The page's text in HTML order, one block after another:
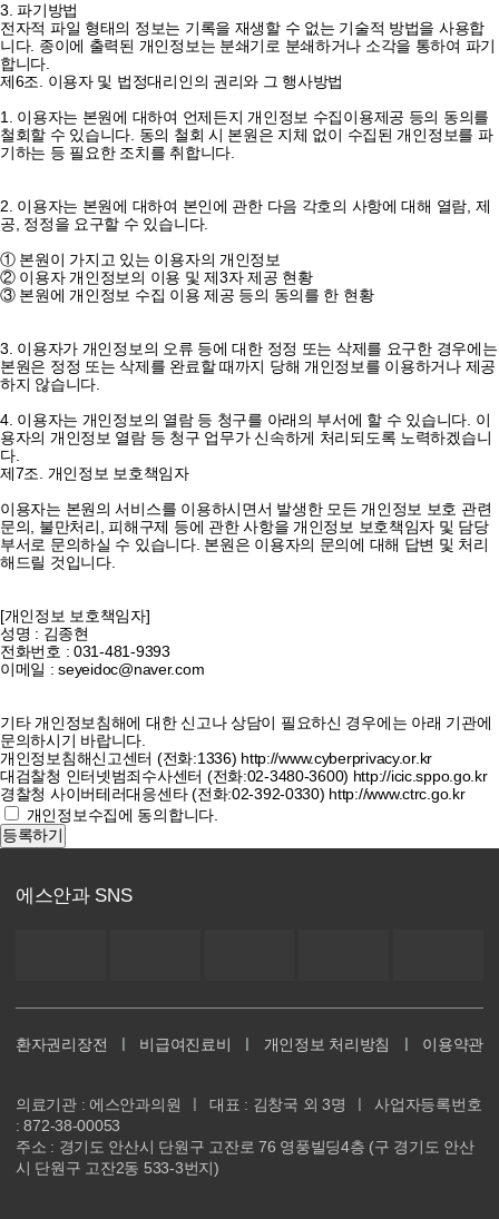
3. 파기방법
전자적 파일 형태의 정보는 기록을 재생할 수 없는 기술적 방법을 사용합
니다. 종이에 출력된 개인정보는 분쇄기로 분쇄하거나 소각을 통하여 파기
합니다.
제6조. 이용자 및 법정대리인의 권리와 그 행사방법
1. 이용자는 본원에 대하여 언제든지 개인정보 수집이용제공 등의 동의를
철회할 수 있습니다. 동의 철회 시 본원은 지체 없이 수집된 개인정보를 파
기하는 등 필요한 조치를 취합니다.
2. 이용자는 본원에 대하여 본인에 관한 다음 각호의 사항에 대해 열람, 제
공, 정정을 요구할 수 있습니다.
① 본원이 가지고 있는 이용자의 개인정보
② 이용자 개인정보의 이용 및 제3자 제공 현황
③ 본원에 개인정보 수집 이용 제공 등의 동의를 한 현황
3. 이용자가 개인정보의 오류 등에 대한 정정 또는 삭제를 요구한 경우에는
본원은 정정 또는 삭제를 완료할 때까지 당해 개인정보를 이용하거나 제공
하지 않습니다.
4. 이용자는 개인정보의 열람 등 청구를 아래의 부서에 할 수 있습니다. 이
용자의 개인정보 열람 등 청구 업무가 신속하게 처리되도록 노력하겠습니
다.
제7조. 개인정보 보호책임자
이용자는 본원의 서비스를 이용하시면서 발생한 모든 개인정보 보호 관련
문의, 불만처리, 피해구제 등에 관한 사항을 개인정보 보호책임자 및 담당
부서로 문의하실 수 있습니다. 본원은 이용자의 문의에 대해 답변 및 처리
해드릴 것입니다.
[개인정보 보호책임자]
성명 : 김종현
전화번호 : 031-481-9393
이메일 : seyeidoc@naver.com
기타 개인정보침해에 대한 신고나 상담이 필요하신 경우에는 아래 기관에
문의하시기 바랍니다.
개인정보침해신고센터 (전화:1336) http://www.cyberprivacy.or.kr
대검찰청 인터넷범죄수사센터 (전화:02-3480-3600) http://icic.sppo.go.kr
경찰청 사이버테러대응센타 (전화:02-392-0330) http://www.ctrc.go.kr
개인정보수집에 동의합니다.
등록하기
에스안과 SNS
환자권리장전 비급여진료비 개인정보 처리방침 이용약관
의료기관 : 에스안과의원 대표 : 김창국 외 3명
사업자등록번호
: 872-38-00053
주소 : 경기도 안산시 단원구 고잔로 76 영풍빌딩4층 (구 경기도 안산
시 단원구 고잔2동 533-3번지)